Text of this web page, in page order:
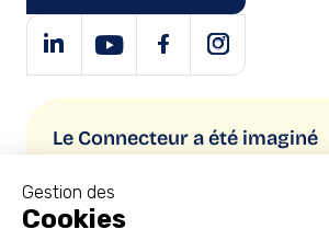
Le Connecteur a été imaginé